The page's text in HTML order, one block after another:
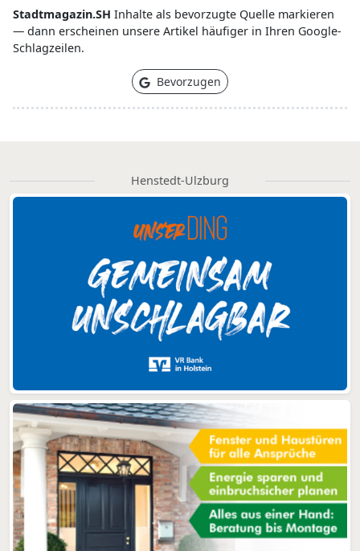
Stadtmagazin.SH Inhalte als bevorzugte Quelle markieren
— dann erscheinen unsere Artikel häufiger in Ihren Google-
Schlagzeilen.
Bevorzugen
Henstedt-Ulzburg